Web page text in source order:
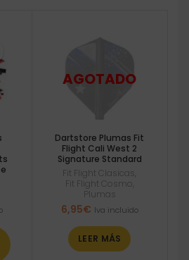
Dartstore Plumas Fit
Flight Cali West 2
Signature Standard
Fit Flight Clasicas
Fit Flight Cosmo
Plumas
6,95€ Iva incluido
LEER MÁS